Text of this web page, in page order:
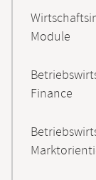
Module
Finance